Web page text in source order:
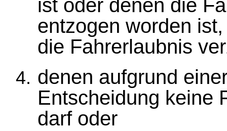
ist oder denen die
entzogen worden
die Fahrerlaubnis
denen aufgrund
Entscheidung keine
darf oder